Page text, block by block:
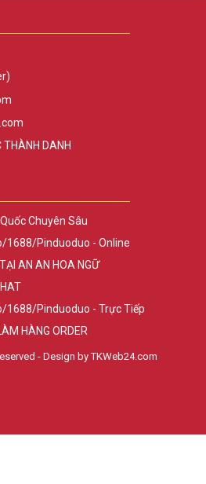
THÀNH DANH
Chuyên Sâu
1688/Pinduoduo - Online
AN AN HOA NGỮ
1688/Pinduoduo - Trực Tiếp
HÀNG ORDER
- Design by TKWeb24.com